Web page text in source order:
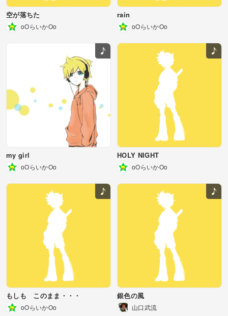
空が落ちた
oOらいかOo
rain
oOらいかOo
my girl
oOらいかOo
HOLY NIGHT
oOらいかOo
もしも このまま・・・
oOらいかOo
銀色の風
山口武流